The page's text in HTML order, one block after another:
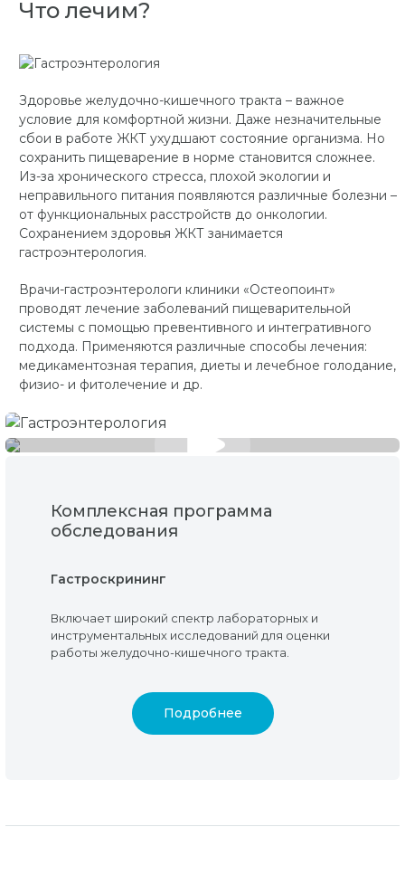
Что лечим?
Здоровье желудочно-кишечного тракта – важное
условие для комфортной жизни. Даже незначительные
сбои в работе ЖКТ ухудшают состояние организма. Но
сохранить пищеварение в норме становится сложнее.
Из-за хронического стресса, плохой экологии и
неправильного питания появляются различные болезни –
от функциональных расстройств до онкологии.
Сохранением здоровья ЖКТ занимается
гастроэнтерология.
Врачи-гастроэнтерологи клиники «Остеопоинт»
проводят лечение заболеваний пищеварительной
системы с помощью превентивного и интегративного
подхода. Применяются различные способы лечения:
медикаментозная терапия, диеты и лечебное голодание,
физио- и фитолечение и др.
Комплексная программа
обследования
Гастроскрининг
Включает широкий спектр лабораторных и
инструментальных исследований для оценки
работы желудочно-кишечного тракта.
Подробнее